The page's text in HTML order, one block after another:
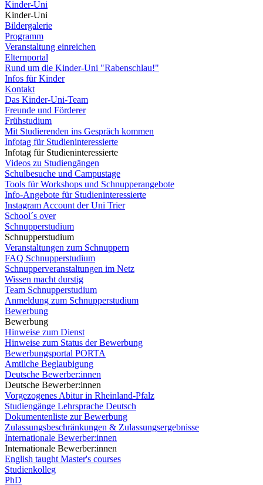
Kinder-Uni
Kinder-Uni
Bildergalerie
Programm
Veranstaltung einreichen
Elternportal
Rund um die Kinder-Uni "Rabenschlau!"
Infos für Kinder
Kontakt
Das Kinder-Uni-Team
Freunde und Förderer
Frühstudium
Mit Studierenden ins Gespräch kommen
Infotag für Studieninteressierte
Infotag für Studieninteressierte
Videos zu Studiengängen
Schulbesuche und Campustage
Tools für Workshops und Schnupperangebote
Info-Angebote für Studieninteressierte
Instagram Account der Uni Trier
School´s over
Schnupperstudium
Schnupperstudium
Veranstaltungen zum Schnuppern
FAQ Schnupperstudium
Schnupperveranstaltungen im Netz
Wissen macht durstig
Team Schnupperstudium
Anmeldung zum Schnupperstudium
Bewerbung
Bewerbung
Hinweise zum Dienst
Hinweise zum Status der Bewerbung
Bewerbungsportal PORTA
Amtliche Beglaubigung
Deutsche Bewerber:innen
Deutsche Bewerber:innen
Vorgezogenes Abitur in Rheinland-Pfalz
Studiengänge Lehrsprache Deutsch
Dokumentenliste zur Bewerbung
Zulassungsbeschränkungen & Zulassungsergebnisse
Internationale Bewerber:innen
Internationale Bewerber:innen
English taught Master's courses
Studienkolleg
PhD